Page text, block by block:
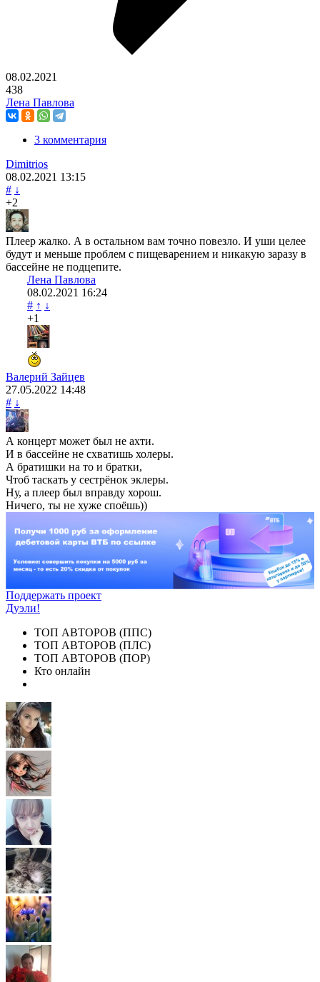
08.02.2021
438
Лена Павлова
3 комментария
Dimitrios
08.02.2021 13:15
# ↓
+2
Плеер жалко. А в остальном вам точно повезло. И уши целее
будут и меньше проблем с пищеварением и никакую заразу в
бассейне не подцепите.
Лена Павлова
08.02.2021 16:24
# ↑ ↓
+1
Валерий Зайцев
27.05.2022 14:48
# ↓
А концерт может был не ахти.
И в бассейне не схватишь холеры.
А братишки на то и братки,
Чтоб таскать у сестрёнок эклеры.
Ну, а плеер был вправду хорош.
Ничего, ты не хуже споёшь))
Поддержать проект
Дуэли!
ТОП АВТОРОВ (ППС)
ТОП АВТОРОВ (ПЛС)
ТОП АВТОРОВ (ПОР)
Кто онлайн